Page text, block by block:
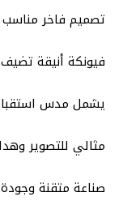
تصميم فاخر مناسب
فيونكة أنيقة
يشمل مدس
مثالي للتصوير
صناعة متقنة وجودة